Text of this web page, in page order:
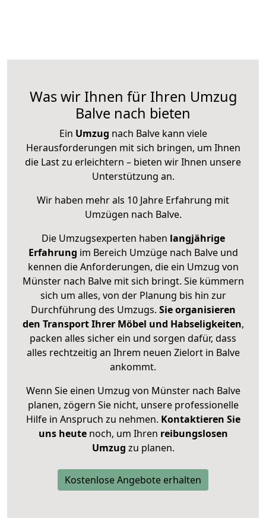
Was wir Ihnen für Ihren Umzug
Balve nach bieten
Ein Umzug nach Balve kann viele
Herausforderungen mit sich bringen, um Ihnen
die Last zu erleichtern – bieten wir Ihnen unsere
Unterstützung an.
Wir haben mehr als 10 Jahre Erfahrung mit
Umzügen nach Balve.
Die Umzugsexperten haben langjährige
Erfahrung im Bereich Umzüge nach Balve und
kennen die Anforderungen, die ein Umzug von
Münster nach Balve mit sich bringt. Sie kümmern
sich um alles, von der Planung bis hin zur
Durchführung des Umzugs. Sie organisieren
den Transport Ihrer Möbel und Habseligkeiten,
packen alles sicher ein und sorgen dafür, dass
alles rechtzeitig an Ihrem neuen Zielort in Balve
ankommt.
Wenn Sie einen Umzug von Münster nach Balve
planen, zögern Sie nicht, unsere professionelle
Hilfe in Anspruch zu nehmen. Kontaktieren Sie
uns heutenoch, um Ihren reibungslosen
Umzug zu planen.
Kostenlose Angebote erhalten